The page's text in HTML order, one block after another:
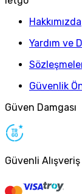
Hakkımızda
Yardım ve
Güvenlik
Güven Damgası
Güvenli Alışveriş